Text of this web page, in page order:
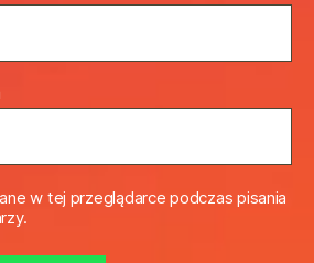
w tej przeglądarce podczas pisania